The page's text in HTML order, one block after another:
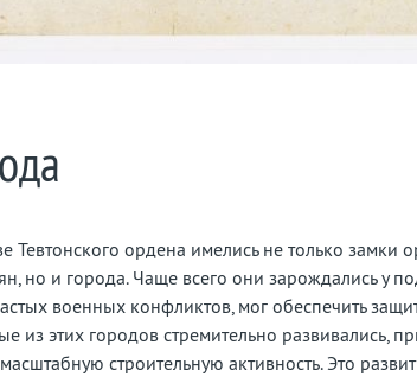
Тевтонского ордена имелись не только замки
но и города. Чаще всего они зарождались у
военных конфликтов, мог обеспечить
из этих городов стремительно развивались,
строительную активность. Это